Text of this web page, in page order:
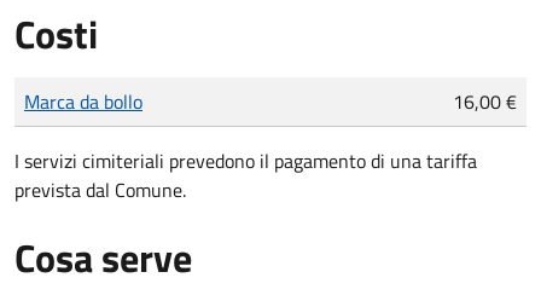
Costi
Tipo di pagamento
Importo
Marca da bollo 16,00 €
I servizi cimiteriali prevedono il pagamento di una tariffa
prevista dal Comune.
Cosa serve